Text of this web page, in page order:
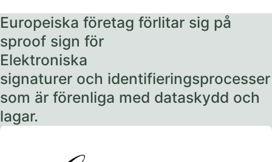
Europeiska företag förlitar sig på
sproof sign för
Elektroniska
signaturer och identifieringsprocesser
som är förenliga med dataskydd och
lagar.